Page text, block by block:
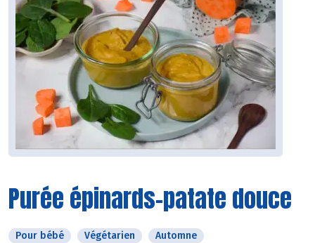
Purée épinards-patate douce
Pour bébé Végétarien Automne